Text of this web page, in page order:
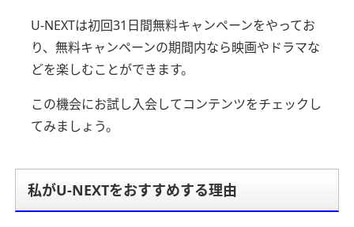
U-NEXTは初回31日間無料キャンペーンをやってお
り、 無料キャンペーンの期間内なら映画やドラマな
どを楽しむことができます。
この機会にお試し入会してコンテンツをチェックし
てみましょう。
私がU-NEXTをおすすめする理由